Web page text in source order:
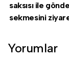
saksısı ile
sekmesini
Yorumlar